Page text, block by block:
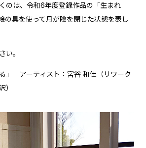
のは、令和6年度登録作品の「生まれ
の具を使って月が瞼を閉じた状態を表し
い。
」 アーティスト：宮谷 和佳（リワーク
）